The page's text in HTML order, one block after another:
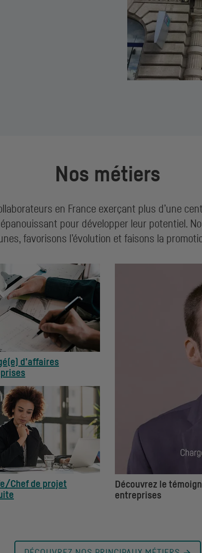
Nos métiers
en France exerçant plus d’une
pour développer leur potentiel.
favorisons l’évolution et faisons la
d’affaires
Chef de projet
Découvrez le
entreprises